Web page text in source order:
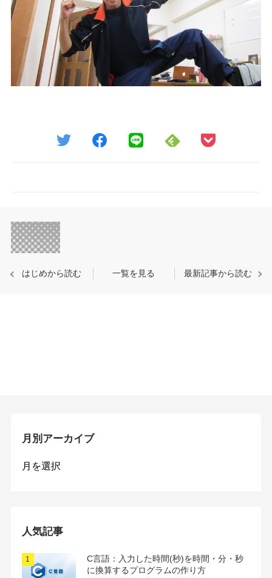
はじめから読む 一覧を見る 最新記事から読む
月別アーカイブ
月
イ
人気記事
C言語：入力した時間(秒)を時間・分・秒
に換算するプログラムの作り方